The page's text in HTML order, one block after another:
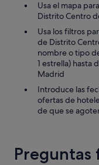
Usa el mapa
Distrito Centro
Usa los filtros
de Distrito
nombre o tipo
1 estrella) hasta
Madrid
Introduce las
ofertas de
de que se
Preguntas